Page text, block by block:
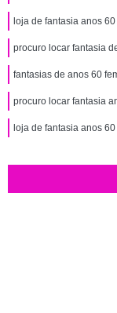
loja de fantasia anos
procuro locar fantasia
fantasias de anos 60
procuro locar fantasia
loja de fantasia anos